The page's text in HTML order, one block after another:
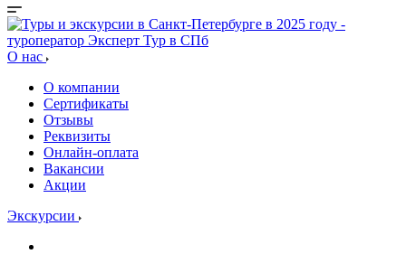
О нас
О компании
Сертификаты
Отзывы
Реквизиты
Онлайн-оплата
Вакансии
Акции
Экскурсии